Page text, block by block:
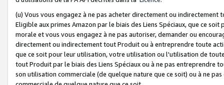
(u) Vous vous engagez à ne pas acheter directement ou
Eligible aux primes Amazon par le biais des Liens Spéciaux, que ce
morale et vous vous engagez à ne pas autoriser, demander ou
directement ou indirectement tout Produit ou à entreprendre toute
que ce soit pour leur utilisation, votre utilisation ou l'utilisation de
tout Produit par le biais des Liens Spéciaux ou à ne pas entreprendre
son utilisation commerciale (de quelque nature que ce soit) ou à ne